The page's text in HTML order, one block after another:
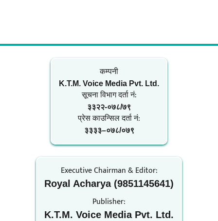
कम्पनी
K.T.M. Voice Media Pvt. Ltd.
सूचना विभाग दर्ता नं‍:
३३२२-०७८/७९
प्रेस काउन्सिल दर्ता नं‍:
३३३३–०७८/०७९
Executive Chairman & Editor:
Royal Acharya (9851145641)
Publisher:
K.T.M. Voice Media Pvt. Ltd.